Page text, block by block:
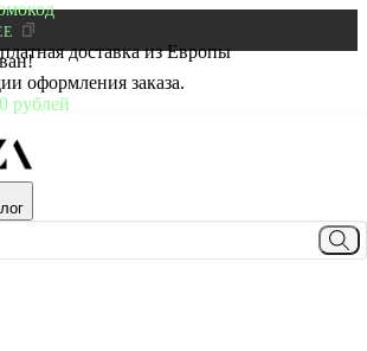
доставка из Европы
оформления заказа.
рублей